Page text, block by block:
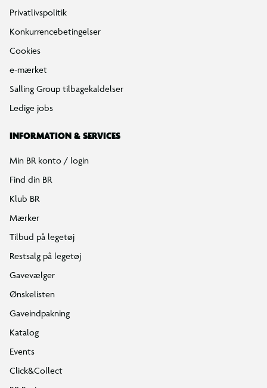
Privatlivspolitik
Konkurrencebetingelser
Cookies
e-mærket
Salling Group tilbagekaldelser
Ledige jobs
INFORMATION & SERVICES
Min BR konto / login
Find din BR
Klub BR
Mærker
Tilbud på legetøj
Restsalg på legetøj
Gavevælger
Ønskelisten
Gaveindpakning
Katalog
Events
Click&Collect